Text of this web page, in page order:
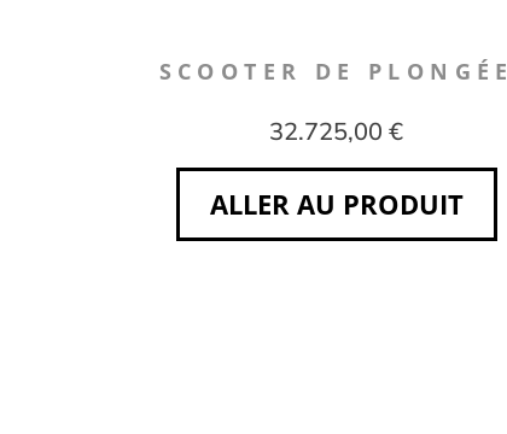
SCOOTER DE PLONGÉE
32.725,00 €
ALLER AU PRODUIT